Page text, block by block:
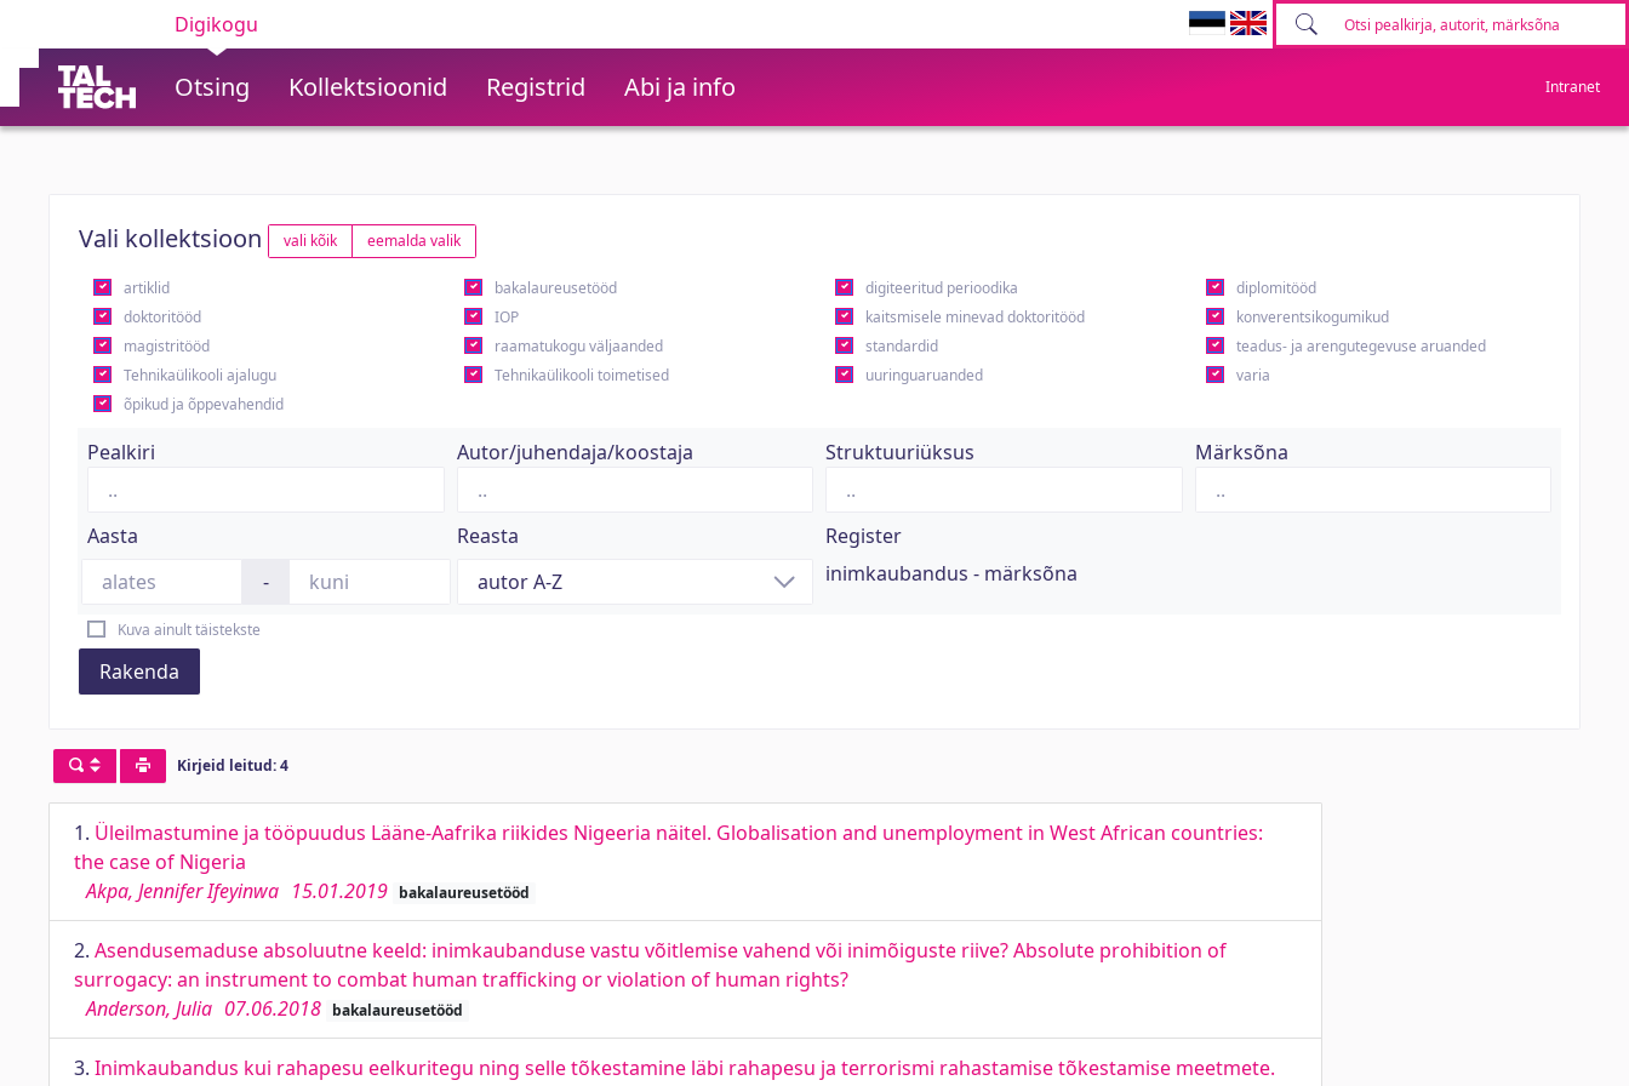
Digikogu
Otsing Kollektsioonid Registrid Abi ja info Intranet
Vali kollektsioon vali kõik eemalda valik
artiklid bakalaureusetööd digiteeritud perioodika
diplomitööd
doktoritööd
IOP kaitsmisele minevad doktoritööd
konverentsikogumikud
magistritööd
raamatukogu väljaanded standardid
teadus- ja arengutegevuse aruanded
Tehnikaülikooli ajalugu
Tehnikaülikooli toimetised uuringuaruanded
varia
õpikud ja õppevahendid
Pealkiri Autor/juhendaja/koostaja Struktuuriüksus Märksõna
Aasta
-
Reasta
Register
inimkaubandus - märksõna
Kuva ainult täistekste
Rakenda
Kirjeid leitud: 4
1. Üleilmastumine ja tööpuudus Lääne-Aafrika riikides Nigeeria näitel. Globalisation and unemployment in West African countries:
the case of Nigeria
Akpa, Jennifer Ifeyinwa 15.01.2019 bakalaureusetööd
2. Asendusemaduse absoluutne keeld: inimkaubanduse vastu võitlemise vahend või inimõiguste riive? Absolute prohibition of
surrogacy: an instrument to combat human trafficking or violation of human rights?
Anderson, Julia 07.06.2018 bakalaureusetööd
3. Inimkaubandus kui rahapesu eelkuritegu ning selle tõkestamine läbi rahapesu ja terrorismi rahastamise tõkestamise meetmete.